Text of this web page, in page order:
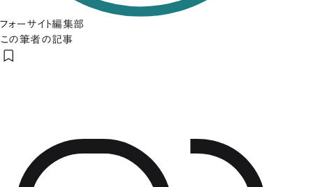
フォーサイト編集部
この筆者の記事